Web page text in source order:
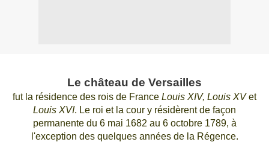
Le château de Versailles
fut la résidence des rois de France Louis XIV, Louis XVet
Louis XVI. Le roi et la cour y résidèrent de façon
permanente du 6 mai 1682 au 6 octobre 1789, à
l'exception des quelques années de la Régence.